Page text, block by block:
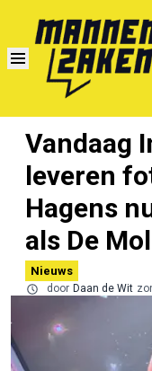
Vandaag
leveren
Hagens
als De
Nieuws
door Daan de Wit